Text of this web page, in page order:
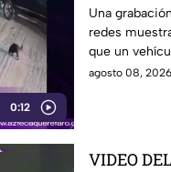
0:12
un perro
escapa
Una
redes
que un
perro y
agosto 08,
VIDEO